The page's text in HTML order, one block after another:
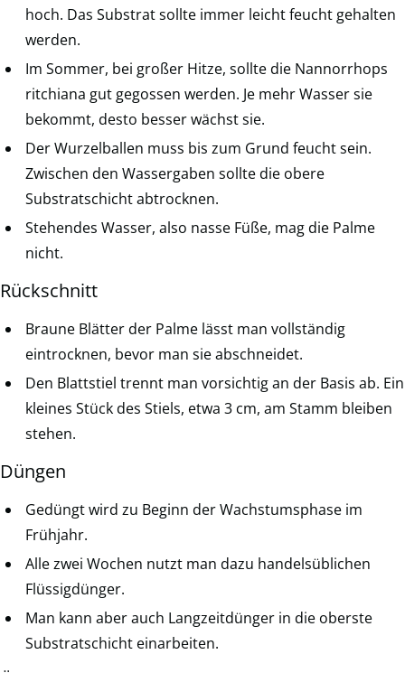
hoch. Das Substrat sollte immer leicht feucht gehalten
werden.
Im Sommer, bei großer Hitze, sollte die Nannorrhops
ritchiana gut gegossen werden. Je mehr Wasser sie
bekommt, desto besser wächst sie.
Der Wurzelballen muss bis zum Grund feucht sein.
Zwischen den Wassergaben sollte die obere
Substratschicht abtrocknen.
Stehendes Wasser, also nasse Füße, mag die Palme
nicht.
Rückschnitt
Braune Blätter der Palme lässt man vollständig
eintrocknen, bevor man sie abschneidet.
Den Blattstiel trennt man vorsichtig an der Basis ab. Ein
kleines Stück des Stiels, etwa 3 cm, am Stamm bleiben
stehen.
Düngen
Gedüngt wird zu Beginn der Wachstumsphase im
Frühjahr.
Alle zwei Wochen nutzt man dazu handelsüblichen
Flüssigdünger.
Man kann aber auch Langzeitdünger in die oberste
Substratschicht einarbeiten.